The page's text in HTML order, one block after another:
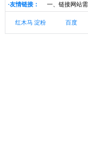
·友情链接： 一、链接网站
红木马 淀粉 百度